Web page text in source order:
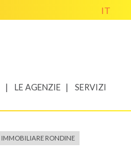
IT
LE AGENZIE SERVIZI
IMMOBILIARE RONDINE